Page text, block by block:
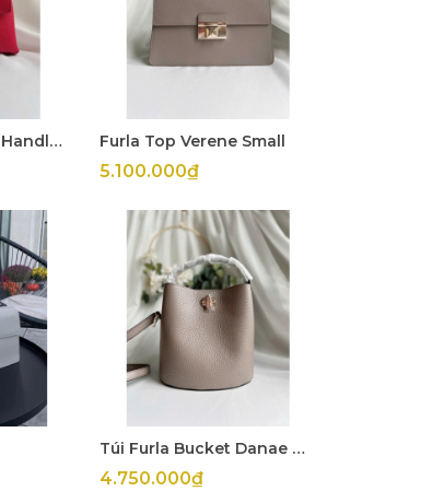
Túi Furla 1927 Top Handle Mini Đỏ Đô Furla Top Verene Small
5.100.000₫
Túi Furla Bucket Danae Mini
4.750.000₫